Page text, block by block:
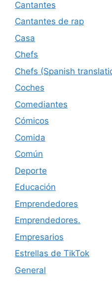
Cantantes
Cantantes de rap
Casa
Chefs
Chefs (Spanish
Coches
Comediantes
Cómicos
Comida
Común
Deporte
Educación
Emprendedores
Emprendedores.
Empresarios
Estrellas de TikTok
General